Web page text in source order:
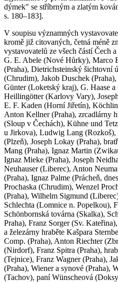
dýmek" se stříbrným a zlatým
s. 180–183].
V soupisu významných
kromě již citovaných, četná méně
vystavovatelů ze všech částí Čech
G. E. Abele (Nové Hůrky), Marco
(Praha), Dietrichsteinský šichtovní
(Chrudim), Jakob Duschek
Günter (Loketský kraj), G. Haase a
Heillingötter (Karlovy Vary),
E. F. Kaden (Horní Jiřetín),
Anton Kellner (Praha), zrcadlárny
(Sloup v Čechách), Kühne und
u Jirkova), Ludwig Lang (Rozkoš),
(Plzeň), Joseph Lokay (Praha),
Mang (Praha), Ignaz Martin
Ignaz Mieke (Praha), Joseph
Neuhauser (Liberec), Anton
(Praha), Ignaz Palme (Prácheň,
Prochaska (Chrudim), Wenzel
(Praha), Wilhelm Sigmund
Schlechta (Lomnice n. Popelkou),
Schönbornská továrna (Skalka),
Praha), Franz Sorger (Sv.
a železárny hraběte Kašpara
Comp. (Praha), Anton Riechter
(Nirdorf), Franz Spitra (Praha),
(Tejnice), Franz Wagner (Praha),
(Praha), Wiener a synové (Praha),
(Tachov), paní Wünscheová